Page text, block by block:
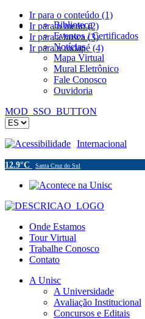
Ir para o conteúdo (1)
Ir para o menu (2)
Ir para a busca (3)
Ir para o rodapé (4)
Biblioteca
Eventos / Certificados
Notícias
Mapa Virtual
Mural Eletrônico
Fale Conosco
Ouvidoria
MOD_SSO_BUTTON
Acessibilidade Internacional
12.9°C Santa Cruz do Sul
Onde Estamos
Tour Virtual
Trabalhe Conosco
Contato
A Unisc
A Universidade
Avaliação Institucional
Concursos e Editais